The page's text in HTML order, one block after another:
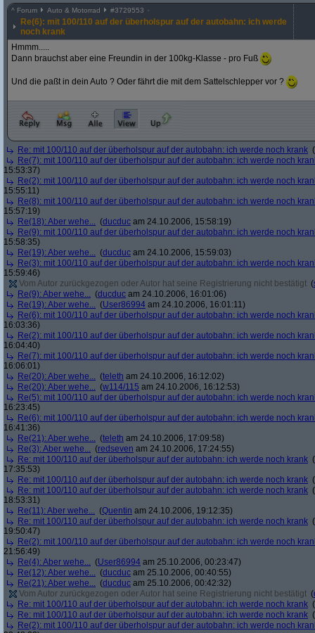
^ Forum Auto & Motorrad #3729553
Re(6): mit 100/110 auf der überholspur auf der autobahn: ich werde
noch krank
Hmmm.....
Dann brauchst aber eine Freundin in der 100kg-Klasse - pro Fuß
Und die paßt in dein Auto ? Oder fährt die mit dem Sattelschlepper vor ?
Re: mit 100/110 auf der überholspur auf der autobahn: ich werde noch krank (
Re(7): mit 100/110 auf der überholspur auf der autobahn: ich werde noch
15:53:37)
Re(2): mit 100/110 auf der überholspur auf der autobahn: ich werde noch
15:55:11)
Re(8): mit 100/110 auf der überholspur auf der autobahn: ich werde noch
15:57:19)
Re(18): Aber wehe... (ducduc am 24.10.2006, 15:58:19)
Re(9): mit 100/110 auf der überholspur auf der autobahn: ich werde noch
15:58:35)
Re(19): Aber wehe... (ducduc am 24.10.2006, 15:59:03)
Re(3): mit 100/110 auf der überholspur auf der autobahn: ich werde noch
15:59:46)
Vom Autor zurückgezogen oder Autor hat seine Registrierung nicht bestätigt (
Re(9): Aber wehe... (ducduc am 24.10.2006, 16:01:06)
Re(19): Aber wehe... (User86994 am 24.10.2006, 16:01:11)
Re(6): mit 100/110 auf der überholspur auf der autobahn: ich werde noch
16:03:36)
Re(2): mit 100/110 auf der überholspur auf der autobahn: ich werde noch
16:04:40)
Re(7): mit 100/110 auf der überholspur auf der autobahn: ich werde noch
16:06:01)
Re(20): Aber wehe... (teleth am 24.10.2006, 16:12:02)
Re(20): Aber wehe... (w114/115 am 24.10.2006, 16:12:53)
Re(5): mit 100/110 auf der überholspur auf der autobahn: ich werde noch
16:23:45)
Re(6): mit 100/110 auf der überholspur auf der autobahn: ich werde noch
16:41:36)
Re(21): Aber wehe... (teleth am 24.10.2006, 17:09:58)
Re(3): Aber wehe... (redseven am 24.10.2006, 17:24:55)
Re: mit 100/110 auf der überholspur auf der autobahn: ich werde noch krank (
17:35:53)
Re: mit 100/110 auf der überholspur auf der autobahn: ich werde noch krank (
Re: mit 100/110 auf der überholspur auf der autobahn: ich werde noch krank (
18:53:31)
Re(11): Aber wehe... (Quentin am 24.10.2006, 19:12:35)
Re: mit 100/110 auf der überholspur auf der autobahn: ich werde noch krank (
19:50:47)
Re(2): mit 100/110 auf der überholspur auf der autobahn: ich werde noch
21:56:49)
Re(4): Aber wehe... (User86994 am 25.10.2006, 00:23:47)
Re(12): Aber wehe... (ducduc am 25.10.2006, 00:40:55)
Re(21): Aber wehe... (ducduc am 25.10.2006, 00:42:32)
Vom Autor zurückgezogen oder Autor hat seine Registrierung nicht bestätigt (
Re: mit 100/110 auf der überholspur auf der autobahn: ich werde noch krank (
Re: mit 100/110 auf der überholspur auf der autobahn: ich werde noch krank (
Re(2): mit 100/110 auf der überholspur auf der autobahn: ich werde noch